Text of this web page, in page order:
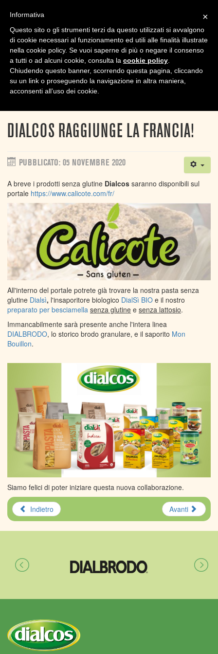
Sei qui: Home
News
DIALCOS RAGGIUNGE LA FRANCIA!
PUBBLICATO: 05 NOVEMBRE 2020
A breve i prodotti senza glutine Dialcos saranno disponibili sul
portale https://www.calicote.com/fr/
All'interno del portale potrete già trovare la nostra pasta senza
glutine Dialsì, l'insaporitore biologico DialSì BIO e il nostro
preparato per besciamella senza glutine e senza lattosio.
Immancabilmente sarà presente anche l'intera linea
DIALBRODO, lo storico brodo granulare, e il saporito Mon
Bouillon.
Siamo felici di poter iniziare questa nuova collaborazione.
Indietro Avanti
×
Informativa
Questo sito o gli strumenti terzi da questo utilizzati si avvalgono
di cookie necessari al funzionamento ed utili alle finalità illustrate
nella cookie policy. Se vuoi saperne di più o negare il consenso
a tutti o ad alcuni cookie, consulta la cookie policy
Chiudendo questo banner, scorrendo questa pagina, cliccando
su un link o proseguendo la navigazione in altra maniera,
acconsenti all’uso dei cookie.